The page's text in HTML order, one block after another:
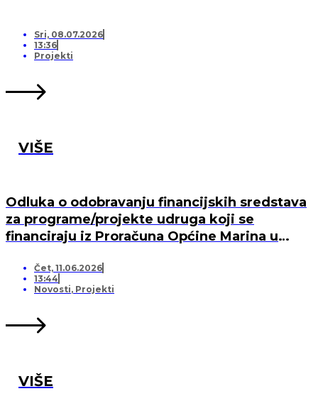
Sri, 08.07.2026
13:36
Projekti
VIŠE
Odluka o odobravanju financijskih sredstava
za programe/projekte udruga koji se
financiraju iz Proračuna Općine Marina u
Čet, 11.06.2026
13:44
Novosti, Projekti
VIŠE